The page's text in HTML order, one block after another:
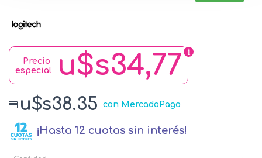
u$s34,77
Precio
especial
u$s38.35 con MercadoPago
¡Hasta 12 cuotas sin interés!